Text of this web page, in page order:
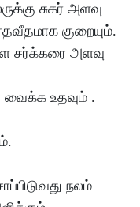
சுகர் அளவு
குறையும்.
சர்க்கரை அளவு
வைக்க உதவும் .
நலம்